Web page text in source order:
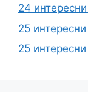
24
25
25